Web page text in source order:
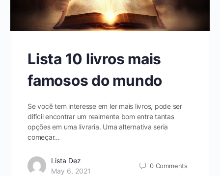
Lista 10 livros mais
famosos do mundo
Se você tem interesse em ler mais livros, pode ser
difícil encontrar um realmente bom entre tantas
opções em uma livraria. Uma alternativa seria
começar…
Lista Dez
May 6, 2021
0 Comments